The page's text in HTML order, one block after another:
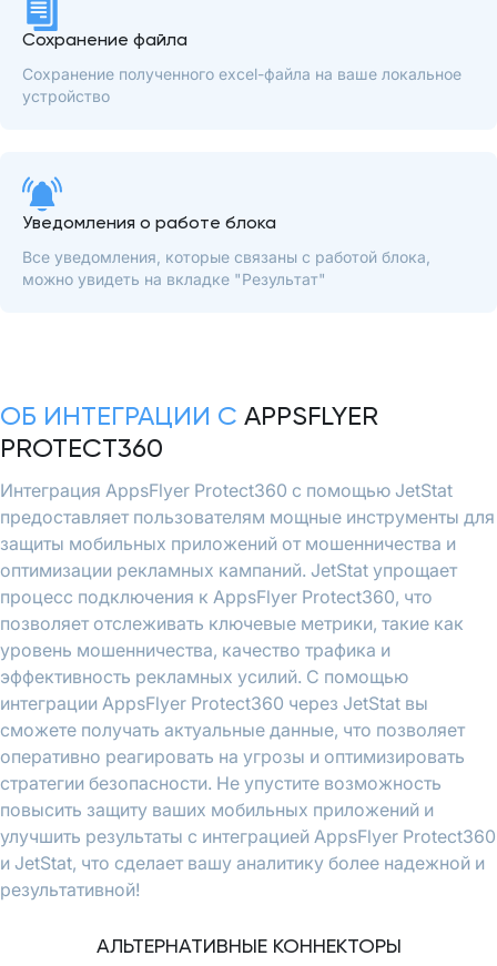
Сохранение файла
Сохранение полученного excel-файла на ваше локальное
устройство
Уведомления о работе блока
Все уведомления, которые связаны с работой блока,
можно увидеть на вкладке "Результат"
ОБ ИНТЕГРАЦИИ С APPSFLYER
PROTECT360
Интеграция AppsFlyer Protect360 с помощью JetStat
предоставляет пользователям мощные инструменты для
защиты мобильных приложений от мошенничества и
оптимизации рекламных кампаний. JetStat упрощает
процесс подключения к AppsFlyer Protect360, что
позволяет отслеживать ключевые метрики, такие как
уровень мошенничества, качество трафика и
эффективность рекламных усилий. С помощью
интеграции AppsFlyer Protect360 через JetStat вы
сможете получать актуальные данные, что позволяет
оперативно реагировать на угрозы и оптимизировать
стратегии безопасности. Не упустите возможность
повысить защиту ваших мобильных приложений и
улучшить результаты с интеграцией AppsFlyer Protect360
и JetStat, что сделает вашу аналитику более надежной и
результативной!
АЛЬТЕРНАТИВНЫЕ КОННЕКТОРЫ